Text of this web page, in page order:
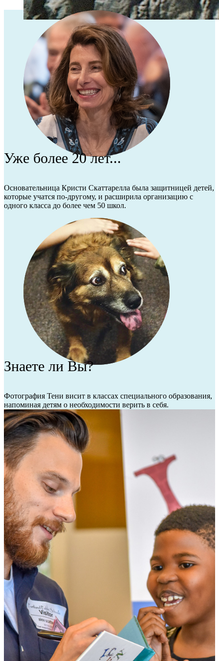
Уже более 20 лет...
Основательница Кристи Скаттарелла была защитницей детей,
которые учатся по-другому, и расширила организацию с
одного класса до более чем 50 школ.
Знаете ли Вы?
Фотография Тени висит в классах специального образования,
напоминая детям о необходимости верить в себя.